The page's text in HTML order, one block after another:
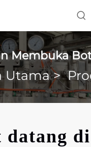
Membuka
Utama>
datang di